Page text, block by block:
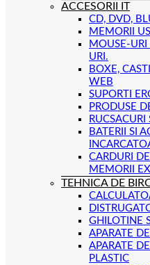
ACCESORII IT
CD, DVD,
MEMORII
MOUSE-URI
URI.
BOXE,
WEB
SUPORTI
PRODUSE
BATERII SI
CARDURI
MEMORII
TEHNICA DE
GHILOTINE
APARATE
APARATE
PLASTIC